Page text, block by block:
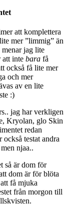
att komplettera
mer ”limmig” än
jag lite
att inte bara få
också få lite mer
och mer
av en lite
:)
jag har verkligen
Kryolan, glo Skin
redan
testat andra
njaa..
så är dom för
dom är för blöta
få mjuka
från morgon till